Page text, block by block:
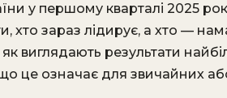
у першому кварталі 2025 року
хто зараз лідирує, а хто —
виглядають результати
це означає для звичайних